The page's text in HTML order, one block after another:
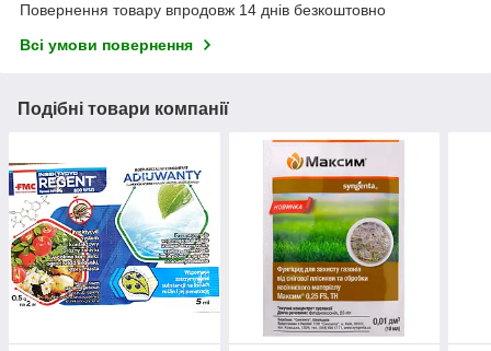
Повернення товару впродовж 14 днів безкоштовно
Всі умови повернення
Подібні товари компанії